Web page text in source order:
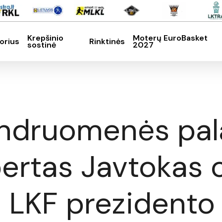
Krepšinio
sostinė Rinktinės Moterų EuroBasket
2027
Javtokas